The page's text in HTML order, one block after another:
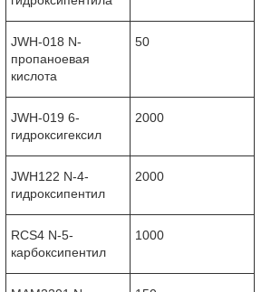
JWH-018 N-
пропаноевая
кислота
50
JWH-019 6-
гидроксигексил
2000
JWH122 N-4-
гидроксипентил
2000
RCS4 N-5-
карбоксипентил
1000